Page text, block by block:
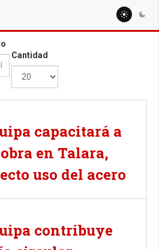
Cantidad
capacitará a
en Talara,
uso del acero
contribuye